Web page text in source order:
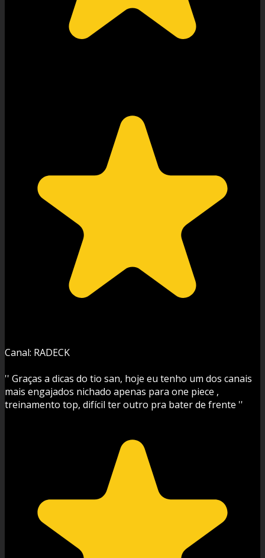
Canal: RADECK
'' Graças a dicas do tio san, hoje eu tenho um dos canais
mais engajados nichado apenas para one piece ,
treinamento top, difícil ter outro pra bater de frente ''